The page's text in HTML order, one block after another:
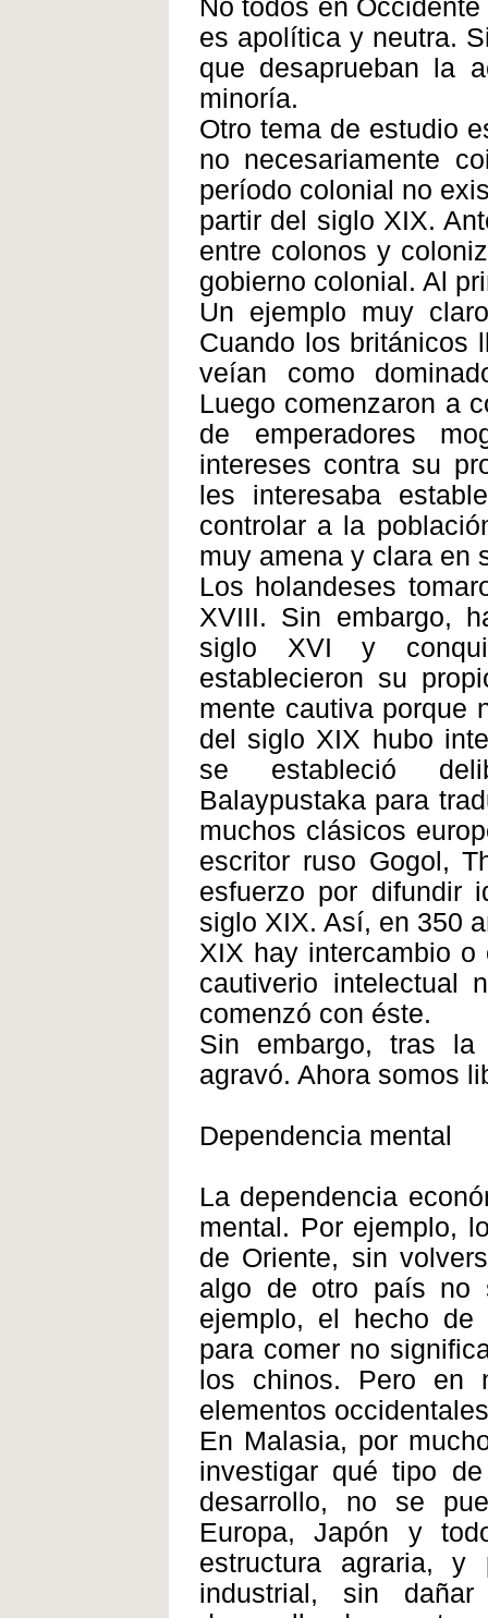
No todos en
es apolítica y neutra.
que desaprueban la
minoría.
Otro tema de estudio
no necesariamente
período colonial no
partir del siglo XIX.
entre colonos y
gobierno colonial. Al
Un ejemplo muy
Cuando los británicos
veían como
Luego comenzaron a
de emperadores
intereses contra su
les interesaba
controlar a la
muy amena y clara en
Los holandeses
XVIII. Sin embargo,
siglo XVI y
establecieron su
mente cautiva porque
del siglo XIX hubo
se estableció
Balaypustaka para
muchos clásicos
escritor ruso Gogol,
esfuerzo por difundir
siglo XIX. Así, en 350
XIX hay intercambio
cautiverio intelectual
comenzó con éste.
Sin embargo, tras la
agravó. Ahora somos
Dependencia mental
La dependencia
mental. Por ejemplo,
de Oriente, sin
algo de otro país no
ejemplo, el hecho de
para comer no
los chinos. Pero en
elementos
En Malasia, por
investigar qué tipo
desarrollo, no se
Europa, Japón y
estructura agraria, y
industrial, sin